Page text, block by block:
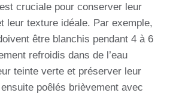
cruciale pour conserver leur
leur texture idéale. Par exemple,
être blanchis pendant 4 à 6
refroidis dans de l’eau
teinte verte et préserver leur
poêlés brièvement avec